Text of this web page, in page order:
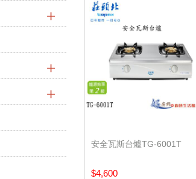
安全瓦斯台爐TG-6001T
$4,600